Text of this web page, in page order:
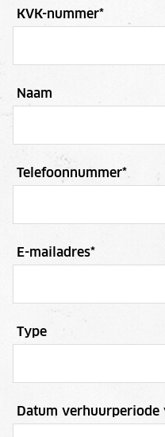
KVK-nummer*
Naam
Telefoonnummer*
E-mailadres*
Type
Datum verhuurperiode